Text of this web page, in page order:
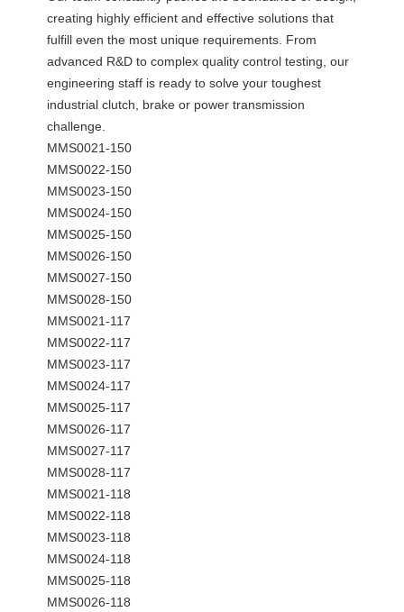
creating highly efficient and effective solutions that
fulfill even the most unique requirements. From
advanced R&D to complex quality control testing, our
engineering staff is ready to solve your toughest
industrial clutch, brake or power transmission
challenge.
MMS0021-150
MMS0022-150
MMS0023-150
MMS0024-150
MMS0025-150
MMS0026-150
MMS0027-150
MMS0028-150
MMS0021-117
MMS0022-117
MMS0023-117
MMS0024-117
MMS0025-117
MMS0026-117
MMS0027-117
MMS0028-117
MMS0021-118
MMS0022-118
MMS0023-118
MMS0024-118
MMS0025-118
MMS0026-118